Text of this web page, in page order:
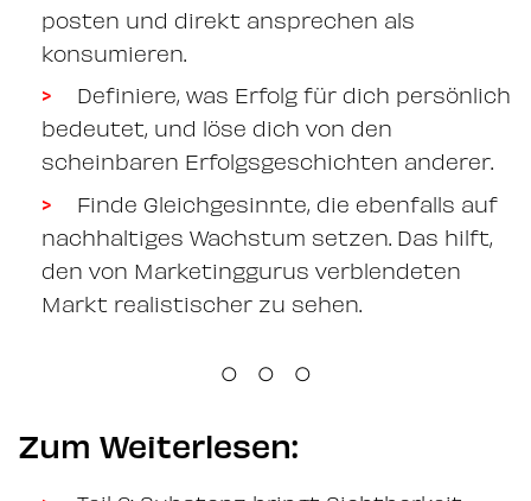
posten und direkt ansprechen als
konsumieren.
Definiere, was Erfolg für dich persönlich
bedeutet, und löse dich von den
scheinbaren Erfolgsgeschichten anderer.
Finde Gleichgesinnte, die ebenfalls auf
nachhaltiges Wachstum setzen. Das hilft,
den von Marketinggurus verblendeten
Markt realistischer zu sehen.
○ ○ ○
Zum Weiterlesen: